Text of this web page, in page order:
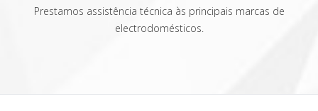
Prestamos assistência técnica às principais marcas de
electrodomésticos.